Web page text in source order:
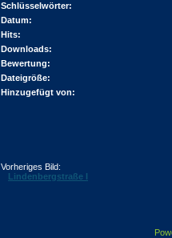
Schlüsselwörter:
Datum:
Hits:
Downloads:
Bewertung:
Dateigröße:
Hinzugefügt von:
Vorheriges Bild:
Lindenbergstraße I